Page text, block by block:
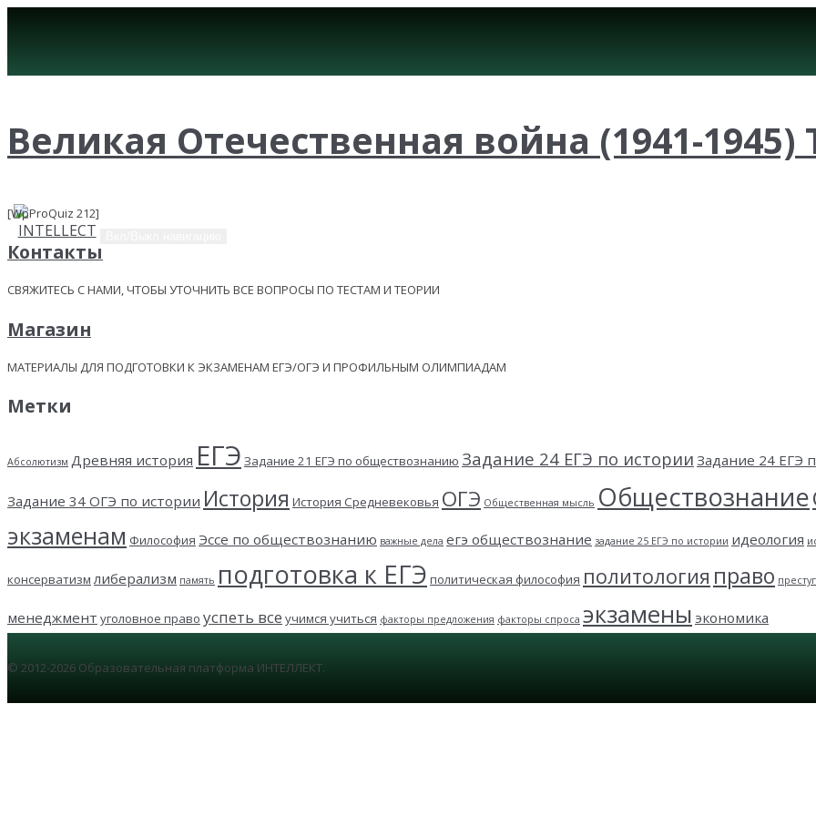
Великая Отечественная война (1941-1945)
[WpProQuiz 212]
Контакты
СВЯЖИТЕСЬ С НАМИ, ЧТОБЫ УТОЧНИТЬ ВСЕ ВОПРОСЫ ПО ТЕСТАМ И ТЕОРИИ
Магазин
МАТЕРИАЛЫ ДЛЯ ПОДГОТОВКИ К ЭКЗАМЕНАМ ЕГЭ/ОГЭ И ПРОФИЛЬНЫМ ОЛИМПИАДАМ
Метки
Абсолютизм Древняя история ЕГЭ Задание 21 ЕГЭ по обществознанию Задание 24 ЕГЭ по истории Задание 24 ЕГЭ
Задание 34 ОГЭ по истории История История Средневековья ОГЭ Общественная мысль Обществознание
экзаменам Философия Эссе по обществознанию важные дела егэ обществознание задание 25 ЕГЭ по истории идеология
консерватизм либерализм память подготовка к ЕГЭ политическая философия политология право
менеджмент уголовное право успеть все учимся учиться факторы предложения факторы спроса экзамены экономика
© 2012-2026 Образовательная платформа ИНТЕЛЛЕКТ.